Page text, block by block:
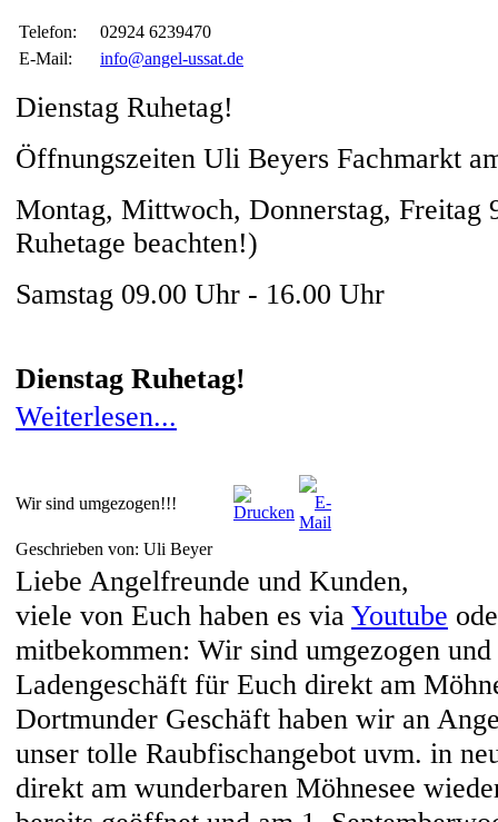
Telefon:
02924 6239470
E-Mail:
info@angel-ussat.de
Dienstag Ruhetag!
Öffnungszeiten Uli Beyers Fachmarkt
Montag, Mittwoch, Donnerstag, Freitag
Ruhetage beachten!)
Samstag 09.00 Uhr - 16.00 Uhr
Dienstag Ruhetag!
Weiterlesen...
Wir sind umgezogen!!!
Geschrieben von: Uli Beyer
Liebe Angelfreunde und Kunden,
viele von Euch haben es via Youtube
mitbekommen: Wir sind umgezogen
Ladengeschäft für Euch direkt am
Dortmunder Geschäft haben wir an
unser tolle Raubfischangebot uvm. in
direkt am wunderbaren Möhnesee